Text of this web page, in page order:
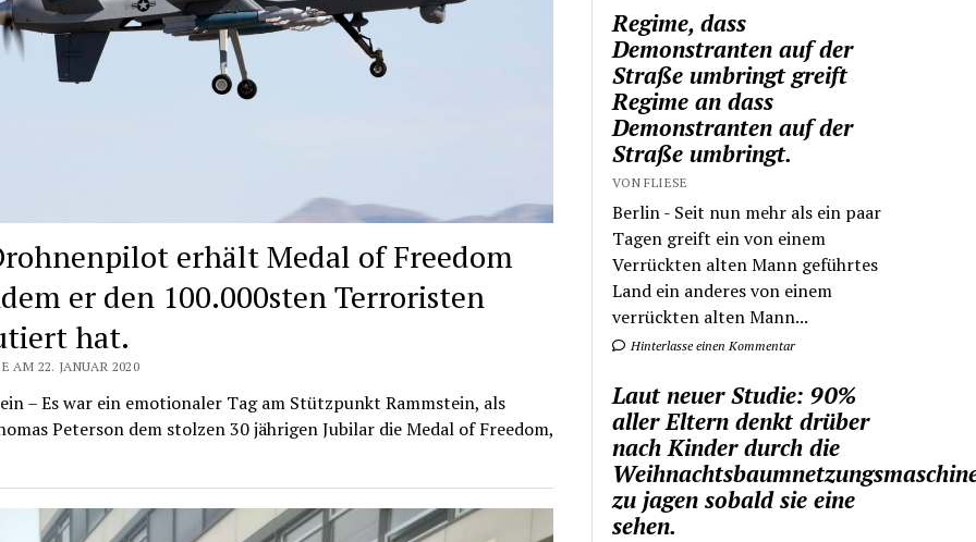
erhält Medal of Freedom
er den 100.000sten Terroristen
hat.
AM 22. JANUAR 2020
– Es war ein emotionaler Tag am Stützpunkt Rammstein, als
Peterson dem stolzen 30 jährigen Jubilar die Medal of Freedom,
Regime, dass
Demonstranten auf der
Straße umbringt greift
Regime an dass
Demonstranten auf der
Straße umbringt.
VON FLIESE
Berlin - Seit nun mehr als ein paar
Tagen greift ein von einem
Verrückten alten Mann geführtes
Land ein anderes von einem
verrückten alten Mann...
Hinterlasse einen Kommentar
Laut neuer Studie: 90%
aller Eltern denkt drüber
nach Kinder durch die
zu jagen sobald sie eine
sehen.